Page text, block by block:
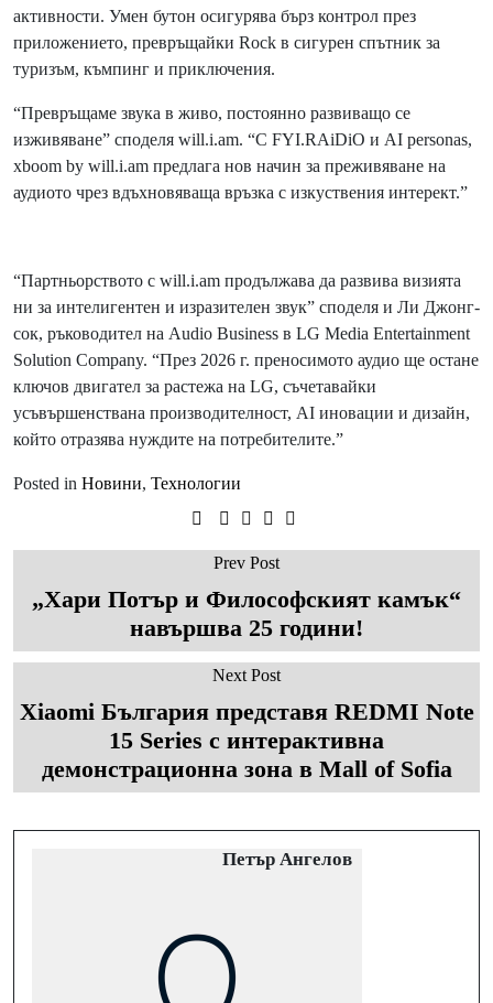
активности. Умен бутон осигурява бърз контрол през
приложението, превръщайки Rock в сигурен спътник за
туризъм, къмпинг и приключения.
“Превръщаме звука в живо, постоянно развиващо се
изживяване” споделя will.i.am. “С FYI.RAiDiO и AI personas,
xboom by will.i.am предлага нов начин за преживяване на
аудиото чрез вдъхновяваща връзка с изкуствения интерект.”
“Партньорството с will.i.am продължава да развива визията
ни за интелигентен и изразителен звук” споделя и Ли Джонг-
сок, ръководител на Audio Business в LG Media Entertainment
Solution Company. “През 2026 г. преносимото аудио ще остане
ключов двигател за растежа на LG, съчетавайки
усъвършенствана производителност, AI иновации и дизайн,
който отразява нуждите на потребителите.”
Posted in Новини, Технологии
Prev Post
„Хари Потър и Философският камък“
навършва 25 години!
Next Post
Xiaomi България представя REDMI Note
15 Series с интерактивна
демонстрационна зона в Mall of Sofia
Петър Ангелов